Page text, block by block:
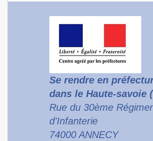
Se rendre en
dans le Haute-savoie
Rue du 30ème
d'Infanterie
74000 ANNECY